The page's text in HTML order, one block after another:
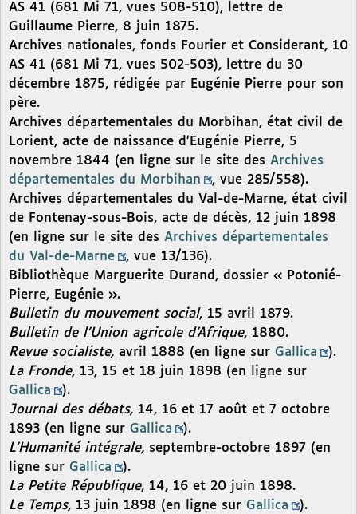
AS 41 (681 Mi 71, vues 508-510), lettre de
Guillaume Pierre, 8 juin 1875.
Archives nationales, fonds Fourier et Considerant, 10
AS 41 (681 Mi 71, vues 502-503), lettre du 30
décembre 1875, rédigée par Eugénie Pierre pour son
père.
Archives départementales du Morbihan, état civil de
Lorient, acte de naissance d’Eugénie Pierre, 5
novembre 1844 (en ligne sur le site des Archives
départementales du Morbihan
, vue 285/558).
Archives départementales du Val-de-Marne, état civil
de Fontenay-sous-Bois, acte de décès, 12 juin 1898
(en ligne sur le site des Archives départementales
du Val-de-Marne
, vue 13/136).
Bibliothèque Marguerite Durand, dossier « Potonié-
Pierre, Eugénie ».
Bulletin du mouvement social, 15 avril 1879.
Bulletin de l’Union agricole d’Afrique, 1880.
Revue socialiste, avril 1888 (en ligne sur Gallica
).
La Fronde, 13, 15 et 18 juin 1898 (en ligne sur
Gallica
).
Journal des débats, 14, 16 et 17 août et 7 octobre
1893 (en ligne sur Gallica
).
L’Humanité intégrale, septembre-octobre 1897 (en
ligne sur Gallica
).
La Petite République, 14, 16 et 20 juin 1898.
Le Temps, 13 juin 1898 (en ligne sur Gallica ).